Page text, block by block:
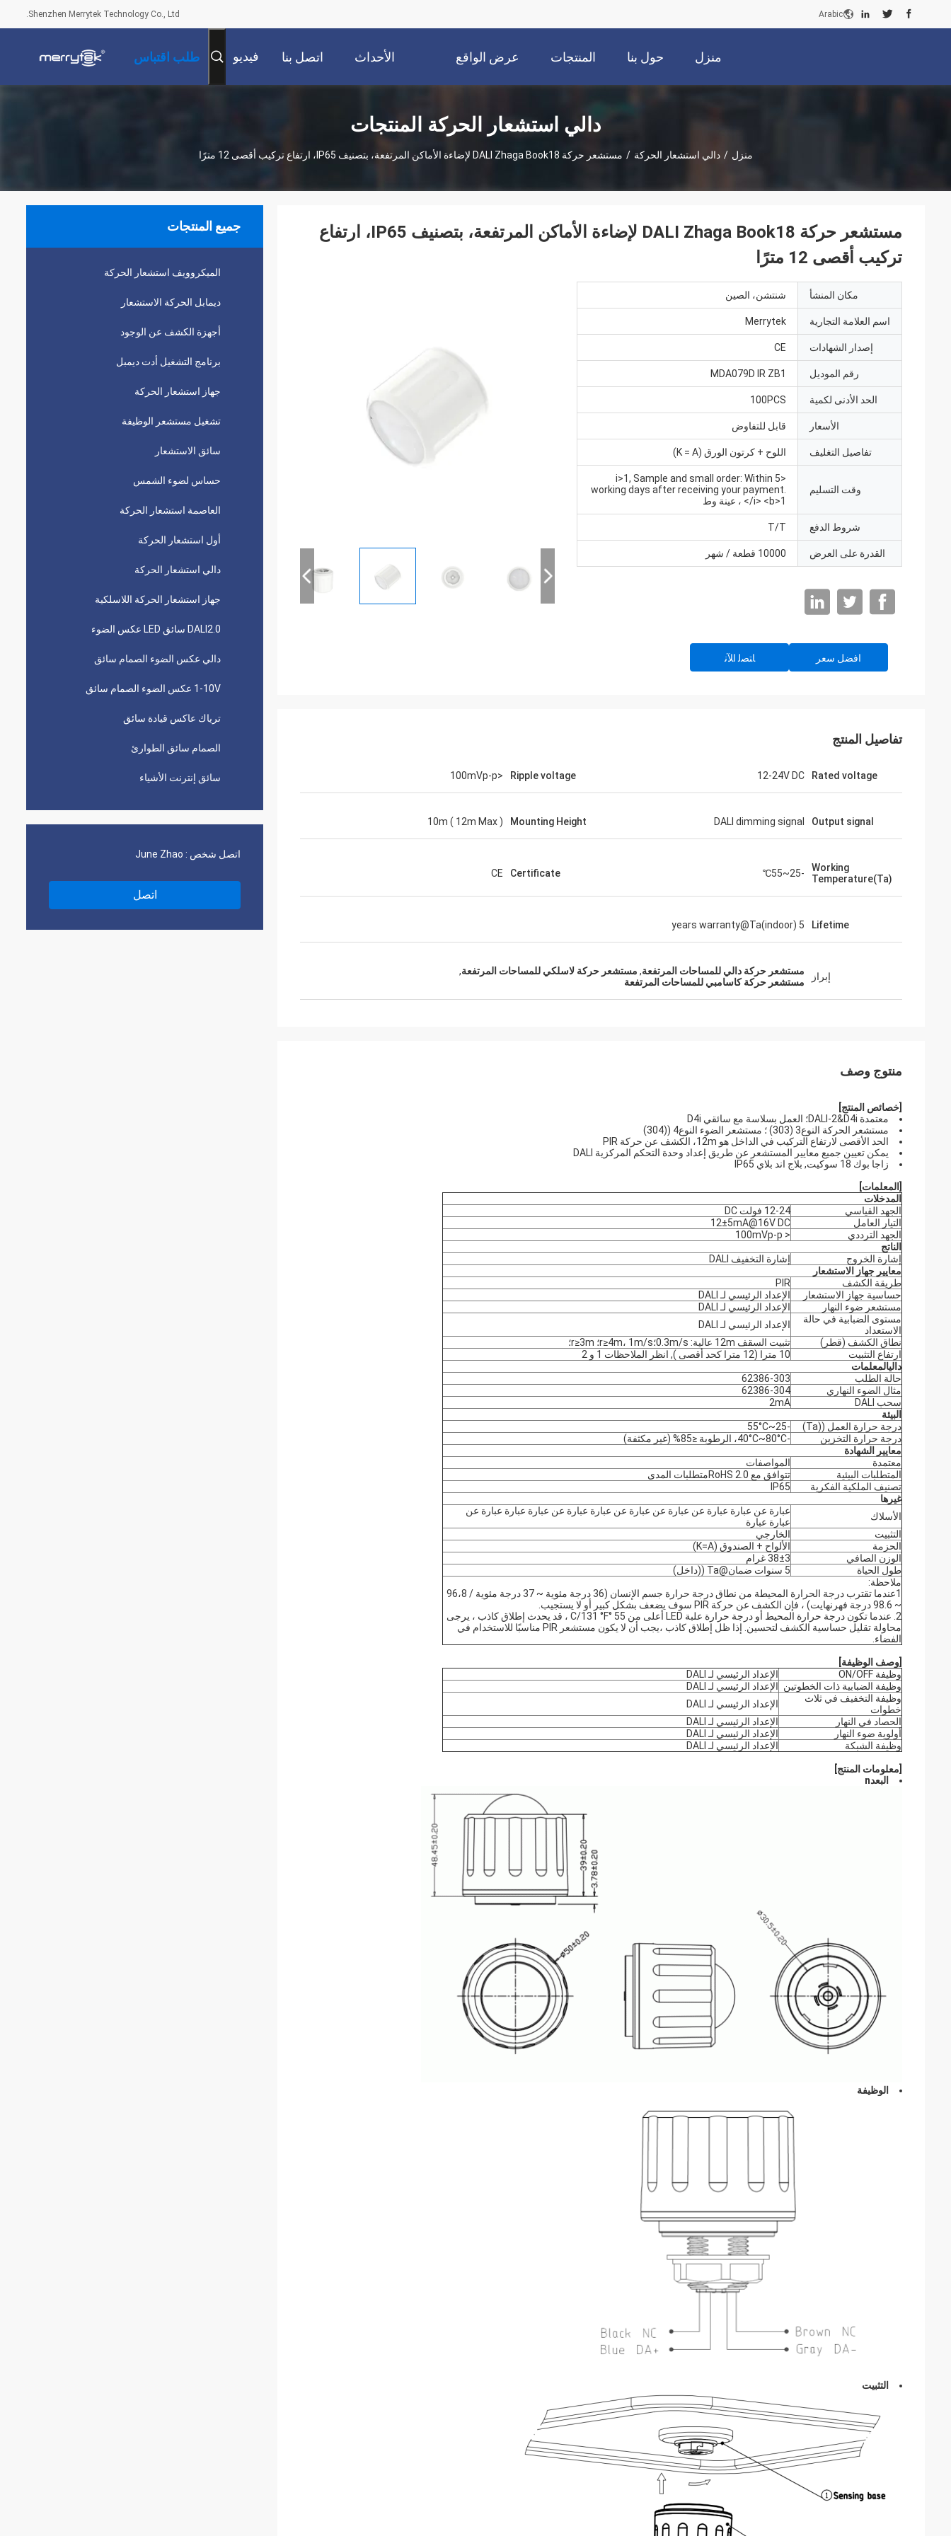
Shenzhen Merrytek Technology Co., Ltd. Arabic
منزل حول بنا المنتجات عرض الواقع
الافتراضي
الأحداث اتصل بنا فيديو طلب اقتباس
دالي استشعار الحركة المنتجات
منزل / دالي استشعار الحركة / مستشعر حركة DALI Zhaga Book18 لإضاءة الأماكن المرتفعة، بتصنيف IP65، ارتفاع تركيب أقصى 12 مترًا
جميع المنتجات
الميكروويف استشعار الحركة
ديمابل الحركة الاستشعار
أجهزة الكشف عن الوجود
برنامج التشغيل أدت ديمبل
جهاز استشعار الحركة
تشغيل مستشعر الوظيفة
سائق الاستشعار
حساس لضوء الشمس
العاصمة استشعار الحركة
أول استشعار الحركة
دالي استشعار الحركة
جهاز استشعار الحركة اللاسلكية
DALI2.0 سائق LED عكس الضوء
دالي عكس الضوء الصمام سائق
1-10V عكس الضوء الصمام سائق
ترياك عاكس قيادة سائق
الصمام سائق الطوارئ
سائق إنترنت الأشياء
اتصل شخص : June Zhao
اتصل
مستشعر حركة DALI Zhaga Book18 لإضاءة الأماكن المرتفعة، بتصنيف IP65، ارتفاع
تركيب أقصى 12 مترًا
مكان المنشأ شنتشن، الصين
اسم العلامة التجارية Merrytek
إصدار الشهادات CE
رقم الموديل MDA079D IR ZB1
الحد الأدنى لكمية 100PCS
الأسعار قابل للتفاوض
تفاصيل التغليف اللوح + كرتون الورق (K = A)
وقت التسليم
<i>1, Sample and small order: Within 5
working days after receiving your payment.
</i> <b>1 ، عينة وط
شروط الدفع T/T
القدرة على العرض 10000 قطعة / شهر
افضل سعر ﺎﺘﺼﻟ ﺍﻶﻧ
تفاصيل المنتج
Rated voltage
12-24V DC
Ripple voltage
<100mVp-p
Output signal
DALI dimming signal
Mounting Height
10m ( 12m Max )
Working
Temperature(Ta)
-25~55℃
Certificate
CE
Lifetime
5 years warranty@Ta(indoor)
إبراز مستشعر حركة دالي للمساحات المرتفعة, مستشعر حركة لاسلكي للمساحات المرتفعة,
مستشعر حركة كاسامبي للمساحات المرتفعة
منتوج وصف
[خصائص المنتج]
معتمدة DALI-2&D4i؛ العمل بسلاسة مع سائقي D4i
مستشعر الحركة النوع3 (303) ؛ مستشعر الضوء النوع4 ((304)
الحد الأقصى لارتفاع التركيب في الداخل هو 12m، الكشف عن حركة PIR
يمكن تعيين جميع معايير المستشعر عن طريق إعداد وحدة التحكم المركزية DALI
زاجا بوك 18 سوكيت, بلاج اند بلاي IP65
[المعلمات]
المدخلات
الجهد القياسي
12-24 فولت DC
التيار العامل
12±5mA@16V DC
الجهد الترددي
< 100mVp-p
الناتج
إشارة الخروج
إشارة التخفيف DALI
معايير جهاز الاستشعار
طريقة الكشف
PIR
حساسية جهاز الاستشعار
الإعداد الرئيسي لـ DALI
مستشعر ضوء النهار
الإعداد الرئيسي لـ DALI
مستوى الضبابية في حالة
الاستعداد
الإعداد الرئيسي لـ DALI
نطاق الكشف (قطر)
تثبيت السقف 12m عالية: 0.3m/s؛r≥4m، 1m/s؛ r≥3m؛
ارتفاع التثبيت
10 مترا (12 مترا كحد أقصى ), انظر الملاحظات 1 و 2
داليالمعلمات
حالة الطلب
62386-303
مثال الضوء النهاري
62386-304
سحب DALI
2mA
البيئة
درجة حرارة العمل ((Ta)
-25~55°C
درجة حرارة التخزين
-40°C~80°C، الرطوبة ≤85% (غير مكثفة)
معايير الشهادة
معتمدة
المواصفات
المتطلبات البيئية
تتوافق مع RoHS 2.0متطلبات المدى
تصنيف الملكية الفكرية
IP65
غيرها
الأسلاك
عبارة عن عبارة عبارة عن عبارة عن عبارة عن عبارة عبارة عن عبارة عبارة عبارة عن
عبارة عبارة
التثبيت
الخارجي
الحزمة
الألواح + الصندوق (K=A)
الوزن الصافي
38±3 غرام
طول الحياة
5 سنوات ضمان@Ta ((داخل)
ملاحظة:
1عندما تقترب درجة الحرارة المحيطة من نطاق درجة حرارة جسم الإنسان (36 درجة مئوية ~ 37 درجة مئوية / 96،8
~ 98.6 درجة فهرنهايت) ، فإن الكشف عن حركة PIR سوف يضعف بشكل كبير أو لا يستجيب.
2. عندما تكون درجة حرارة المحيط أو درجة حرارة علبة LED أعلى من 55 °C/131 °F ، قد يحدث إطلاق كاذب ، يرجى
محاولة تقليل حساسية الكشف لتحسين. إذا ظل إطلاق كاذب ،يجب أن لا يكون مستشعر PIR مناسبًا للاستخدام في
الفضاء.
[وصف الوظيفة]
وظيفة ON/OFF
الإعداد الرئيسي لـ DALI
وظيفة الضبابية ذات الخطوتين الإعداد الرئيسي لـ DALI
وظيفة التخفيف في ثلاث
خطوات
الإعداد الرئيسي لـ DALI
الحصاد في النهار
الإعداد الرئيسي لـ DALI
أولوية ضوء النهار
الإعداد الرئيسي لـ DALI
وظيفة الشبكة
الإعداد الرئيسي لـ DALI
[معلومات المنتج]
البعدn
الوظيفة
التثبيت